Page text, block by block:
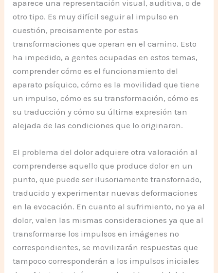
aparece una representación visual, auditiva, o de
otro tipo. Es muy difícil seguir al impulso en
cuestión, precisamente por estas
transformaciones que operan en el camino. Esto
ha impedido, a gentes ocupadas en estos temas,
comprender cómo es el funcionamiento del
aparato psíquico, cómo es la movilidad que tiene
un impulso, cómo es su transformación, cómo es
su traducción y cómo su última expresión tan
alejada de las condiciones que lo originaron.
El problema del dolor adquiere otra valoración al
comprenderse aquello que produce dolor en un
punto, que puede ser ilusoriamente transfornado,
traducido y experimentar nuevas deformaciones
en la evocación. En cuanto al sufrimiento, no ya al
dolor, valen las mismas consideraciones ya que al
transformarse los impulsos en imágenes no
correspondientes, se movilizarán respuestas que
tampoco corresponderán a los impulsos iniciales